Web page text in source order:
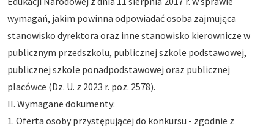
wymagań, jakim powinna odpowiadać osoba zajmująca
stanowisko dyrektora oraz inne stanowisko kierownicze w
publicznym przedszkolu, publicznej szkole podstawowej,
publicznej szkole ponadpodstawowej oraz publicznej
placówce (Dz. U. z 2023 r. poz. 2578).
II. Wymagane dokumenty:
1. Oferta osoby przystępującej do konkursu - zgodnie z